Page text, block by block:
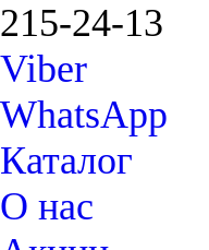
215-24-13
Viber
WhatsApp
Каталог
О нас